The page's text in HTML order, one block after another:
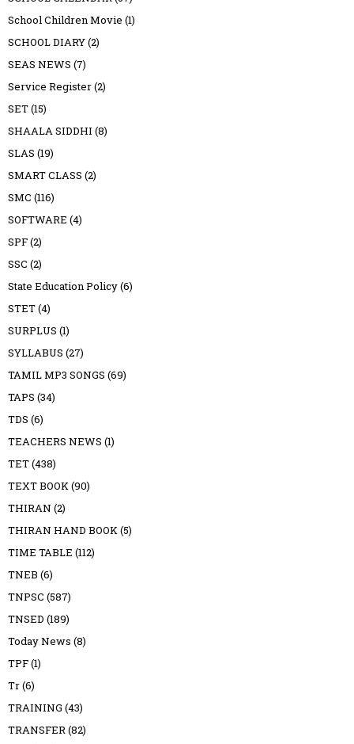
School Children Movie (1)
SCHOOL DIARY(2)
SEAS NEWS (7)
Service Register(2)
SET(15)
SHAALA SIDDHI (8)
SLAS (19)
SMART CLASS (2)
SMC (116)
SOFTWARE (4)
SPF(2)
SSC (2)
State Education Policy(6)
STET(4)
SURPLUS (1)
SYLLABUS (27)
TAMIL MP3 SONGS (69)
TAPS (34)
TDS (6)
TEACHERS NEWS (1)
TET(438)
TEXT BOOK(90)
THIRAN (2)
THIRAN HAND BOOK(5)
TIME TABLE (112)
TNEB (6)
TNPSC (587)
TNSED (189)
Today News (8)
TPF(1)
Tr(6)
TRAINING (43)
TRANSFER(82)